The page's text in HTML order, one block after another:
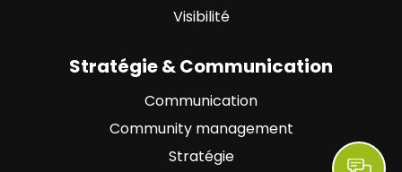
Visibilité
Stratégie & Communication
Communication
Community management
Stratégie